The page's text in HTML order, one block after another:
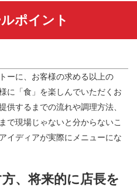
ポイント
ーに、お客様の求める以上の
に「食」を楽しんでいただくお
供するまでの流れや調理方法、
で現場じゃないと分からないこ
イディアが実際にメニューにな
、将来的に店長を